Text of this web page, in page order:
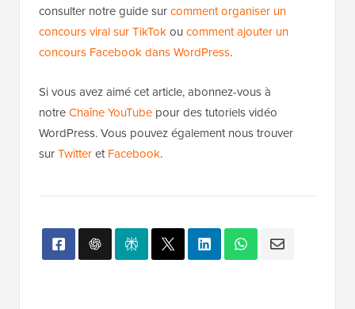
consulter notre guide surcomment organiser un
concours viral sur TikTokou comment ajouter un
concours Facebook dans WordPress.
Si vous avez aimé cet article, abonnez-vous à
notreChaîne YouTube pour des tutoriels vidéo
WordPress. Vous pouvez également nous trouver
surTwitteretFacebook.